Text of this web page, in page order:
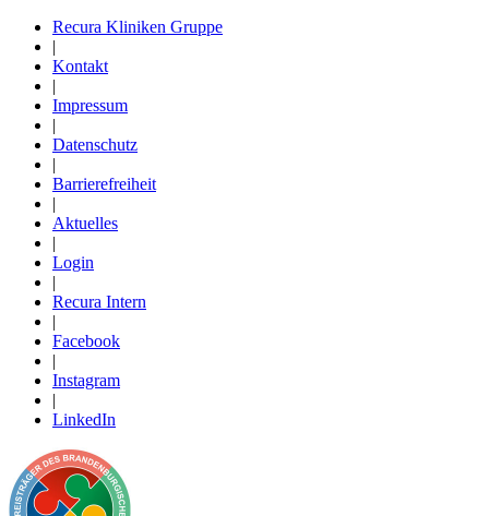
Recura Kliniken Gruppe
|
Kontakt
|
Impressum
|
Datenschutz
|
Barrierefreiheit
|
Aktuelles
|
Login
|
Recura Intern
|
Facebook
|
Instagram
|
LinkedIn